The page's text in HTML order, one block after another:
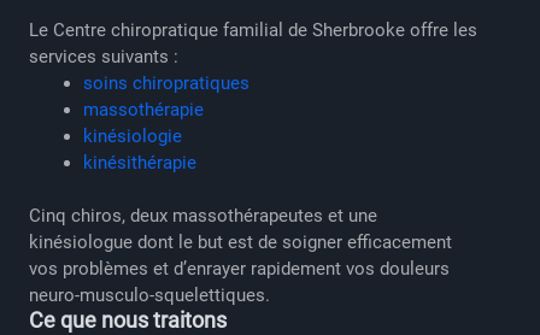
Le Centre chiropratique familial de Sherbrooke offre les
services suivants :
soins chiropratiques
massothérapie
kinésiologie
kinésithérapie
Cinq chiros, deux massothérapeutes et une
kinésiologue dont le but est de soigner efficacement
vos problèmes et d’enrayer rapidement vos douleurs
neuro-musculo-squelettiques.
Ce que nous traitons